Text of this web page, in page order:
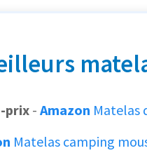
prix - Amazon Matelas
Matelas camping